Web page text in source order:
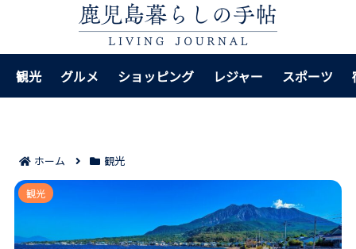
観光 グルメ ショッピング レジャー スポーツ
ホーム 観光
鹿児島でインスタ映えする穴場観光スポット7選｜混雑
を避けて写真も旅時間も満足しやすい！
観光